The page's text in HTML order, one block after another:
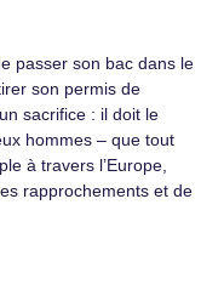
passer son bac dans le
son permis de
sacrifice : il doit le
hommes – que tout
à travers l’Europe,
rapprochements et de